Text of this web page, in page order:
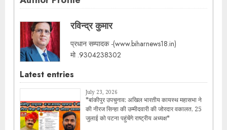
रविन्द्र कुमार
प्रधान सम्पादक -(www.biharnews18.in)
मो .9304238302
Latest entries
July 23, 2026
*बांकीपुर उपचुनाव: अखिल भारतीय कायस्थ महासभा ने
की नीरज सिन्हा की उम्मीदवारी की जोरदार वकालत, 25
जुलाई को पटना पहुंचेंगे राष्ट्रीय अध्यक्ष*